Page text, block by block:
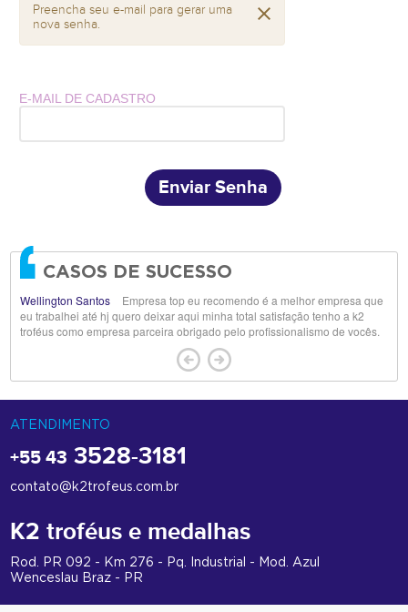
Preencha seu e-mail para gerar uma
nova senha.
E-MAIL DE CADASTRO
Enviar Senha
CASOS DE SUCESSO
Wellington Santos
Empresa top eu recomendo é a melhor empresa que
eu trabalhei até hj quero deixar aqui minha total satisfação tenho a k2
troféus como empresa parceira obrigado pelo profissionalismo de vocês.
ATENDIMENTO
+55 43 3528-3181
contato@k2trofeus.com.br
K2 troféus e medalhas
Rod. PR 092 - Km 276 - Pq. Industrial - Mod. Azul
Wenceslau Braz - PR